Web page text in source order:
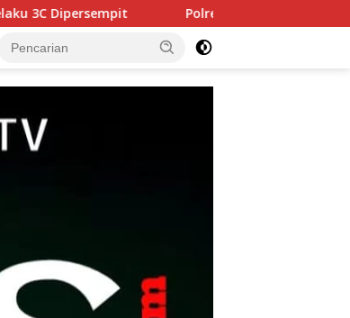
Polres Pasuruan Tegaskan Penanganan Kasus